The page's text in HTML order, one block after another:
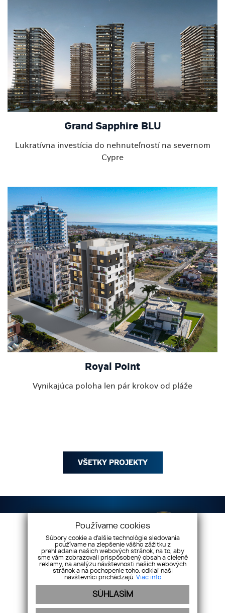
Grand Sapphire BLU
Lukratívna investícia do nehnuteľností na severnom
Cypre
Royal Point
Vynikajúca poloha len pár krokov od pláže
VŠETKY PROJEKTY
Vaše nehnuteľnosti s.r.o
Dilongova 42, 080 01
Prešov
info@vasenehnutelnosti.sk
Používame cookies
Súbory cookie a ďalšie technológie sledovania
používame na zlepšenie vášho zážitku z
prehliadania našich webových stránok, na to, aby
sme vám zobrazovali prispôsobený obsah a cielené
reklamy, na analýzu návštevnosti našich webových
stránok a na pochopenie toho, odkiaľ naši
návštevníci prichádzajú. Viac info
SÚHLASÍM